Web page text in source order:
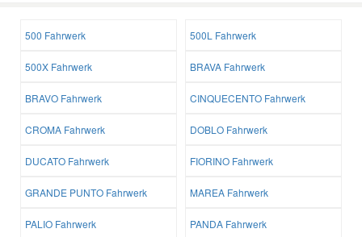
500 Fahrwerk 500L Fahrwerk
500X Fahrwerk BRAVA Fahrwerk
BRAVO Fahrwerk CINQUECENTO Fahrwerk
CROMA Fahrwerk DOBLO Fahrwerk
DUCATO Fahrwerk FIORINO Fahrwerk
GRANDE PUNTO Fahrwerk MAREA Fahrwerk
PALIO Fahrwerk PANDA Fahrwerk